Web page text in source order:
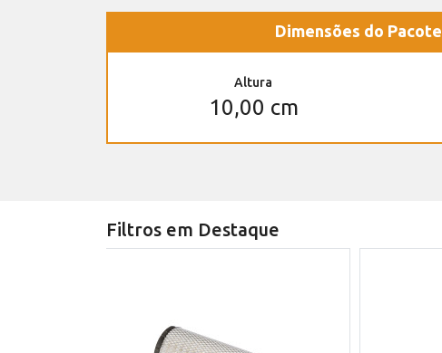
Dimensões do Pacote
Altura
10,00 cm
Filtros em Destaque